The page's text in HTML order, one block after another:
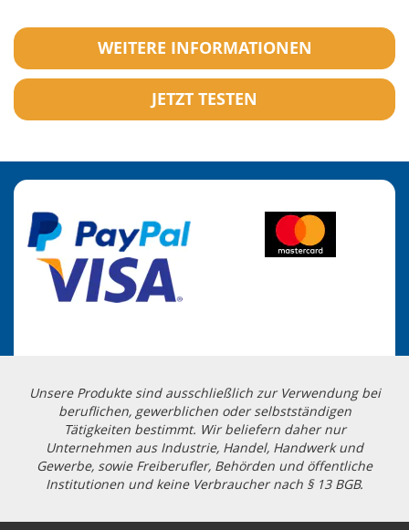
WEITERE INFORMATIONEN
JETZT TESTEN
Unsere Produkte sind ausschließlich zur Verwendung bei
beruflichen, gewerblichen oder selbstständigen
Tätigkeiten bestimmt. Wir beliefern daher nur
Unternehmen aus Industrie, Handel, Handwerk und
Gewerbe, sowie Freiberufler, Behörden und öffentliche
Institutionen und keine Verbraucher nach § 13 BGB.